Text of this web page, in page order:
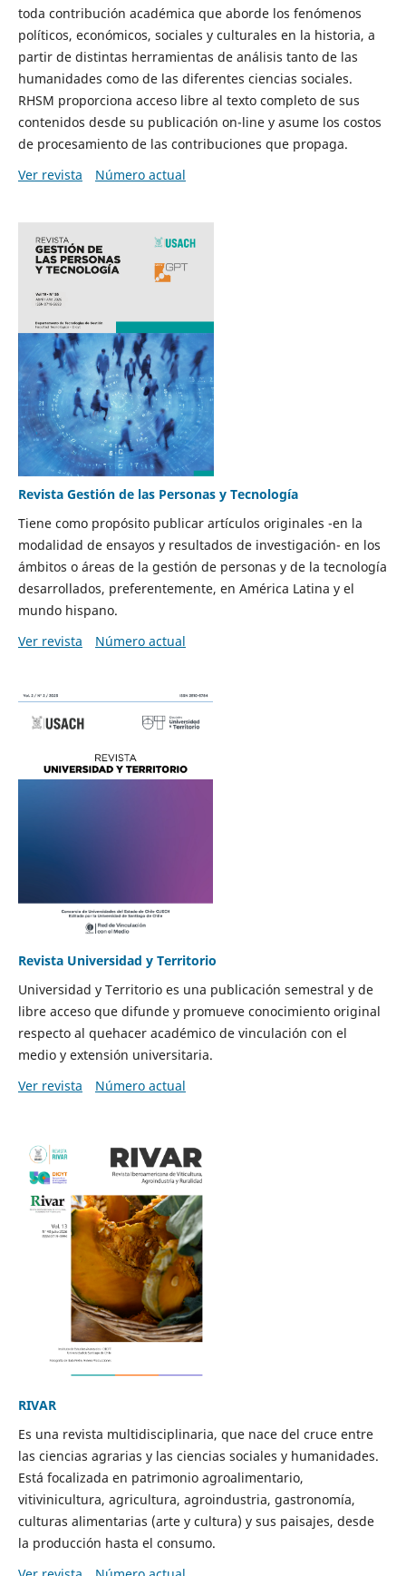
toda contribución académica que aborde los fenómenos
políticos, económicos, sociales y culturales en la historia, a
partir de distintas herramientas de análisis tanto de las
humanidades como de las diferentes ciencias sociales.
RHSM proporciona acceso libre al texto completo de sus
contenidos desde su publicación on-line y asume los costos
de procesamiento de las contribuciones que propaga.
Ver revista
Número actual
Revista Gestión de las Personas y Tecnología
Tiene como propósito publicar artículos originales -en la
modalidad de ensayos y resultados de investigación- en los
ámbitos o áreas de la gestión de personas y de la tecnología
desarrollados, preferentemente, en América Latina y el
mundo hispano.
Ver revista
Número actual
Revista Universidad y Territorio
Universidad y Territorio es una publicación semestral y de
libre acceso que difunde y promueve conocimiento original
respecto al quehacer académico de vinculación con el
medio y extensión universitaria.
Ver revista
Número actual
RIVAR
Es una revista multidisciplinaria, que nace del cruce entre
las ciencias agrarias y las ciencias sociales y humanidades.
Está focalizada en patrimonio agroalimentario,
vitivinicultura, agricultura, agroindustria, gastronomía,
culturas alimentarias (arte y cultura) y sus paisajes, desde
la producción hasta el consumo.